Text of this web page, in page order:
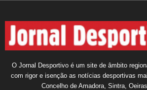
O Jornal Desportivo é um site de âmbito
com rigor e isenção as notícias desportivas
Concelho de Amadora, Sintra,